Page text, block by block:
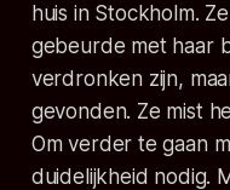
huis in Stockholm.
gebeurde met haar
verdronken zijn,
gevonden. Ze mist
Om verder te gaan
duidelijkheid nodig.